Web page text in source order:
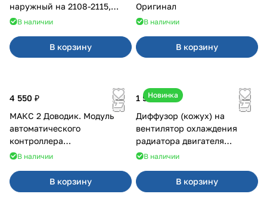
наружный на 2108-2115,
2110-2112
В наличии
В корзину
Оригинал
В наличии
В корзину
4 550 ₽
МАКС 2 Доводик. Модуль
автоматического
контроллера
стеклоподъемников для
В наличии
В корзину
Новинка
1 500 ₽
Диффузор (кожух) на
вентилятор охлаждения
радиатора двигателя
Приора 2170 Panasonic
В наличии
В корзину